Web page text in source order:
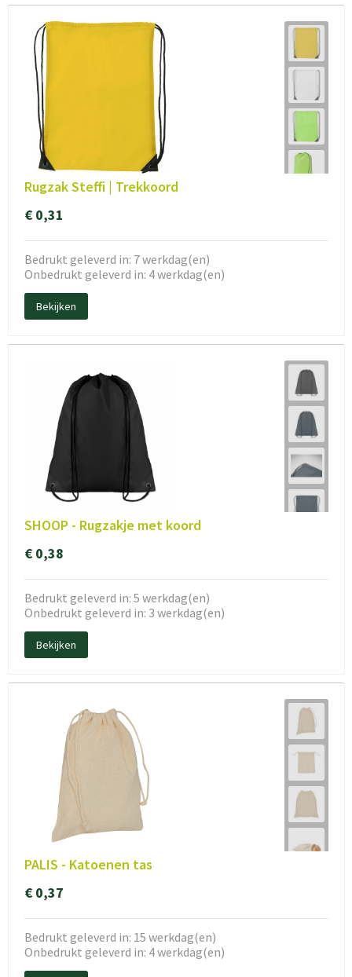
Rugzak Steffi | Trekkoord
€ 0,31
Bedrukt geleverd in: 7 werkdag(en)
Onbedrukt geleverd in: 4 werkdag(en)
Bekijken
SHOOP - Rugzakje met koord
€ 0,38
Bedrukt geleverd in: 5 werkdag(en)
Onbedrukt geleverd in: 3 werkdag(en)
Bekijken
PALIS - Katoenen tas
€ 0,37
Bedrukt geleverd in: 15 werkdag(en)
Onbedrukt geleverd in: 4 werkdag(en)